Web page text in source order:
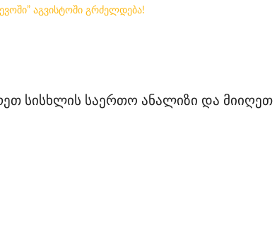
აგვისტოში გრძელდება!
სისხლის საერთო ანალიზი და მიიღეთ